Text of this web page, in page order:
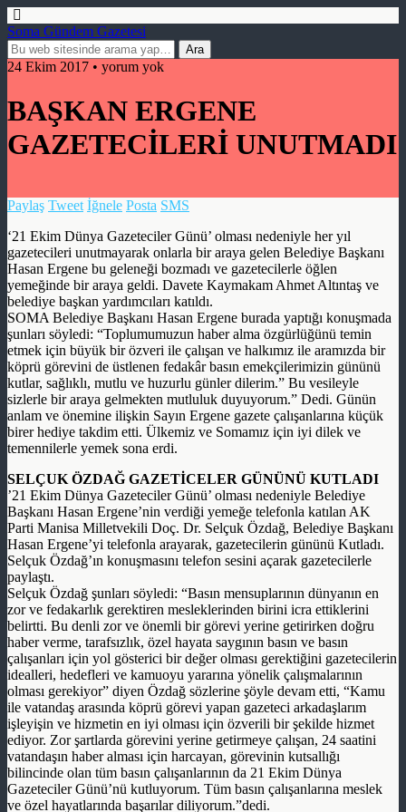
Soma Gündem Gazetesi
24 Ekim 2017 • yorum yok
BAŞKAN ERGENE
GAZETECİLERİ UNUTMADI
Paylaş Tweet İğnele Posta SMS
‘21 Ekim Dünya Gazeteciler Günü’ olması nedeniyle her yıl
gazetecileri unutmayarak onlarla bir araya gelen Belediye Başkanı
Hasan Ergene bu geleneği bozmadı ve gazetecilerle öğlen
yemeğinde bir araya geldi. Davete Kaymakam Ahmet Altıntaş ve
belediye başkan yardımcıları katıldı.
SOMA Belediye Başkanı Hasan Ergene burada yaptığı konuşmada
şunları söyledi: “Toplumumuzun haber alma özgürlüğünü temin
etmek için büyük bir özveri ile çalışan ve halkımız ile aramızda bir
köprü görevini de üstlenen fedakâr basın emekçilerimizin gününü
kutlar, sağlıklı, mutlu ve huzurlu günler dilerim.” Bu vesileyle
sizlerle bir araya gelmekten mutluluk duyuyorum.” Dedi. Günün
anlam ve önemine ilişkin Sayın Ergene gazete çalışanlarına küçük
birer hediye takdim etti. Ülkemiz ve Somamız için iyi dilek ve
temennilerle yemek sona erdi.
SELÇUK ÖZDAĞ GAZETİCELER GÜNÜNÜ KUTLADI
’21 Ekim Dünya Gazeteciler Günü’ olması nedeniyle Belediye
Başkanı Hasan Ergene’nin verdiği yemeğe telefonla katılan AK
Parti Manisa Milletvekili Doç. Dr. Selçuk Özdağ, Belediye Başkanı
Hasan Ergene’yi telefonla arayarak, gazetecilerin gününü Kutladı.
Selçuk Özdağ’ın konuşmasını telefon sesini açarak gazetecilerle
paylaştı.
Selçuk Özdağ şunları söyledi: “Basın mensuplarının dünyanın en
zor ve fedakarlık gerektiren mesleklerinden birini icra ettiklerini
belirtti. Bu denli zor ve önemli bir görevi yerine getirirken doğru
haber verme, tarafsızlık, özel hayata saygının basın ve basın
çalışanları için yol gösterici bir değer olması gerektiğini gazetecilerin
idealleri, hedefleri ve kamuoyu yararına yönelik çalışmalarının
olması gerekiyor” diyen Özdağ sözlerine şöyle devam etti, “Kamu
ile vatandaş arasında köprü görevi yapan gazeteci arkadaşlarım
işleyişin ve hizmetin en iyi olması için özverili bir şekilde hizmet
ediyor. Zor şartlarda görevini yerine getirmeye çalışan, 24 saatini
vatandaşın haber alması için harcayan, görevinin kutsallığı
bilincinde olan tüm basın çalışanlarının da 21 Ekim Dünya
Gazeteciler Günü’nü kutluyorum. Tüm basın çalışanlarına meslek
ve özel hayatlarında başarılar diliyorum.”dedi.